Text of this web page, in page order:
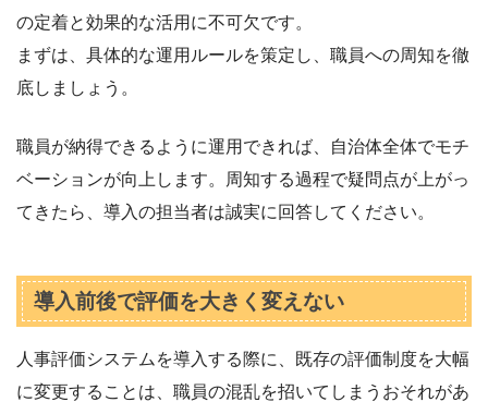
の定着と効果的な活用に不可欠です。
まずは、具体的な運用ルールを策定し、職員への周知を徹
底しましょう。
職員が納得できるように運用できれば、自治体全体でモチ
ベーションが向上します。周知する過程で疑問点が上がっ
てきたら、導入の担当者は誠実に回答してください。
導入前後で評価を大きく変えない
人事評価システムを導入する際に、既存の評価制度を大幅
に変更することは、職員の混乱を招いてしまうおそれがあ